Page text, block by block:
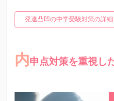
発達凸凹の中学受験対策の詳細
内申点対策を重視し